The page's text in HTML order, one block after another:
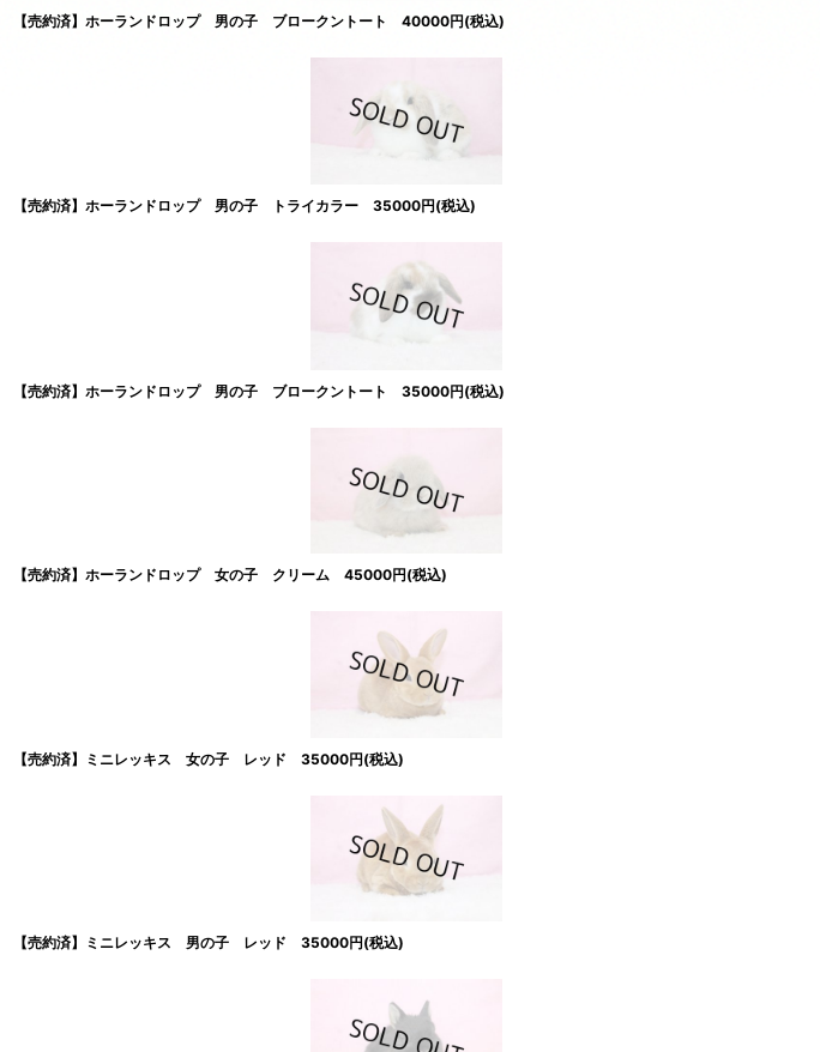
【売約済】ホーランドロップ 男の子 ブロークントート 40000円(税込)
【売約済】ホーランドロップ 男の子 トライカラー 35000円(税込)
【売約済】ホーランドロップ 男の子 ブロークントート 35000円(税込)
【売約済】ホーランドロップ 女の子 クリーム 45000円(税込)
【売約済】ミニレッキス 女の子 レッド 35000円(税込)
【売約済】ミニレッキス 男の子 レッド 35000円(税込)